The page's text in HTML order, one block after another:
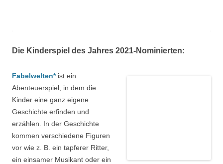
Die Kinderspiel des Jahres 2021-Nominierten:
Fabelwelten*ist ein
Abenteuerspiel, in dem die
Kinder eine ganz eigene
Geschichte erfinden und
erzählen. In der Geschichte
kommen verschiedene Figuren
vor wie z. B. ein tapferer Ritter,
ein einsamer Musikant oder ein